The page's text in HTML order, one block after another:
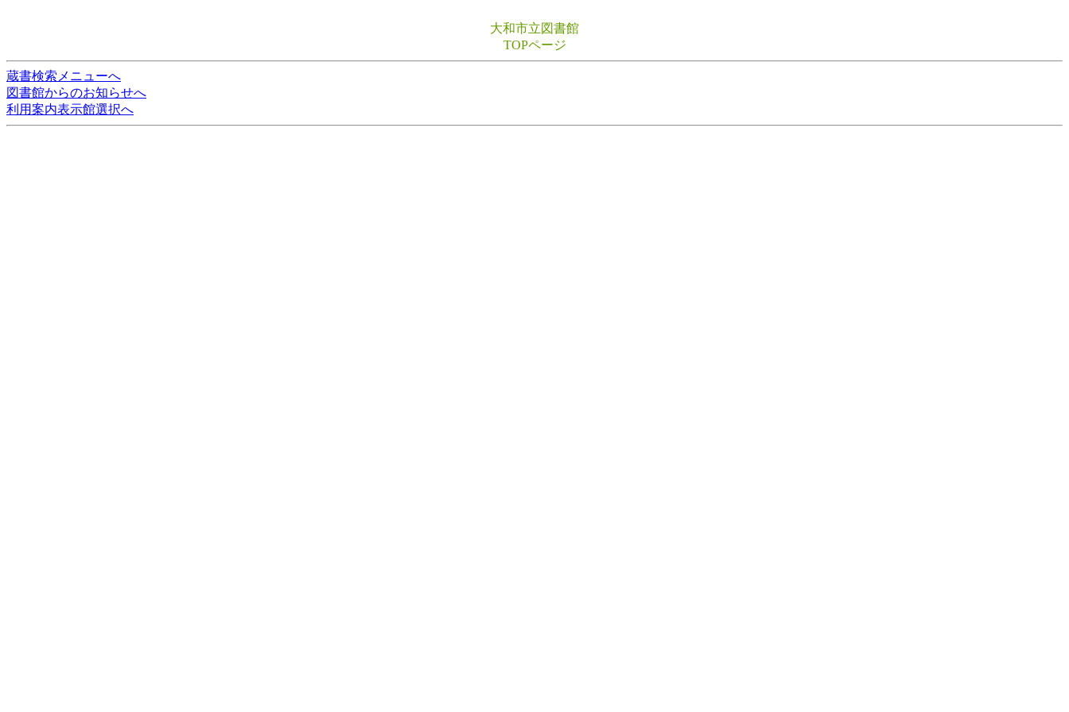
大和市立図書館
TOPページ
蔵書検索メニューへ
図書館からのお知らせへ
利用案内表示館選択へ